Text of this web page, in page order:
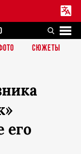
СЮЖЕТЫ
его